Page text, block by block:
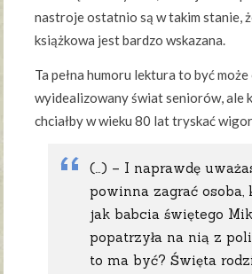
nastroje ostatnio są w takim stanie,
książkowa jest bardzo wskazana.
Ta pełna humoru lektura to być
wyidealizowany świat seniorów, ale
chciałby w wieku 80 lat tryskać
(…) – I naprawdę
powinna zagrać osoba,
jak babcia świętego
popatrzyła na nią z
to ma być? Święta